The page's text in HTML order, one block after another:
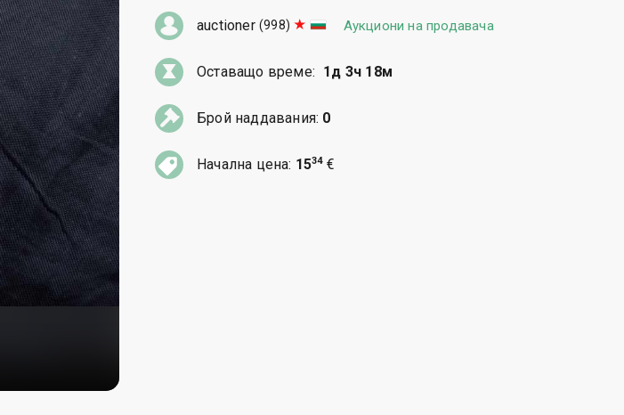
auctioner (998) Аукциони на продавача
Оставащо време: 1д 3ч 18м
Брой наддавания: 0
Начална цена: 1534€